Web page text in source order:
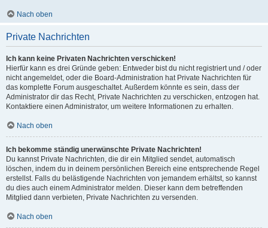
Nach oben
Private Nachrichten
Ich kann keine Privaten Nachrichten verschicken!
Hierfür kann es drei Gründe geben: Entweder bist du nicht registriert und / oder
nicht angemeldet, oder die Board-Administration hat Private Nachrichten für
das komplette Forum ausgeschaltet. Außerdem könnte es sein, dass der
Administrator dir das Recht, Private Nachrichten zu verschicken, entzogen hat.
Kontaktiere einen Administrator, um weitere Informationen zu erhalten.
Nach oben
Ich bekomme ständig unerwünschte Private Nachrichten!
Du kannst Private Nachrichten, die dir ein Mitglied sendet, automatisch
löschen, indem du in deinem persönlichen Bereich eine entsprechende Regel
erstellst. Falls du belästigende Nachrichten von jemandem erhältst, so kannst
du dies auch einem Administrator melden. Dieser kann dem betreffenden
Mitglied dann verbieten, Private Nachrichten zu versenden.
Nach oben